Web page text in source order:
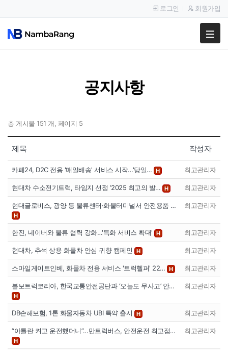
팔고
이용후기
로그인 회원가입
공지사항
총 게시물 151 개, 페이지 5
제목 작성자
카페24, D2C 전용 '매일배송' 서비스 시작…'당일… H 최고관리자
현대차 수소전기트럭, 타임지 선정 ‘2025 최고의 발… H 최고관리자
현대글로비스, 광양 등 물류센터·화물터미널서 안전용품 …
H
최고관리자
한진, 네이버와 물류 협력 강화…'특화 서비스 확대' H 최고관리자
현대차, 추석 상용 화물차 안심 귀향 캠페인 H 최고관리자
스마일게이트인베, 화물차 전용 서비스 '트럭헬퍼' 22… H 최고관리자
볼보트럭코리아, 한국교통안전공단과 ‘오늘도 무사고’ 안…
H
최고관리자
DB손해보험, 1톤 화물자동차 UBI 특약 출시 H 최고관리자
“아틀란 켜고 운전했더니”…만트럭버스, 안전운전 최고점…
H
최고관리자